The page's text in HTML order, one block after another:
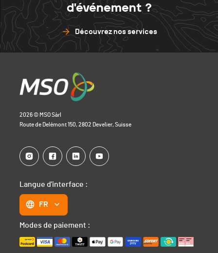
d'événement ?
Découvrez nos services
2026 © MSO Sàrl
Route de Delémont 150, 2802 Develier, Suisse
Langue d'interface :
FR
Modes de paiement :